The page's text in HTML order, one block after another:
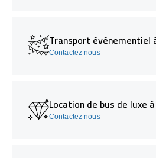
Transport événementiel
Contactez nous
Location de bus de luxe
Contactez nous